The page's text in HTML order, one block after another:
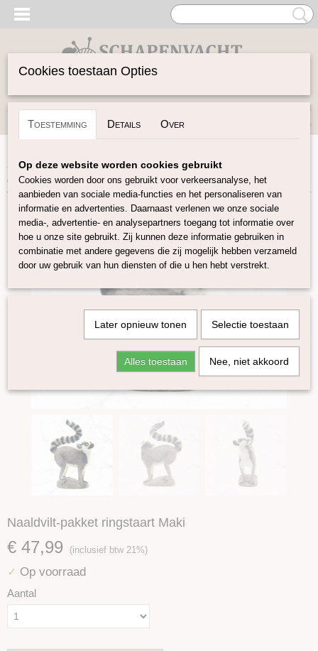
Inloggen Registreren
(0)
Home>Vilten>Naaldvilt-pakketten>Naaldvilt-pakket
ringstaart Maki
Naaldvilt-pakket ringstaart Maki
€ 47,99 (inclusief btw 21%)
✓ Op voorraad
Aantal
Cookies toestaan Opties
Toestemming Details Over
Op deze website worden cookies gebruikt
Cookies worden door ons gebruikt voor verkeersanalyse, het
aanbieden van sociale media-functies en het personaliseren van
informatie en advertenties. Daarnaast verlenen we onze sociale
media-, advertentie- en analysepartners toegang tot informatie over
hoe u onze site gebruikt. Zij kunnen deze informatie gebruiken in
combinatie met andere gegevens die zij mogelijk hebben verzameld
door uw gebruik van hun diensten of die u hen hebt verstrekt.
Later opnieuw tonen Selectie toestaan
Alles toestaan Nee, niet akkoord